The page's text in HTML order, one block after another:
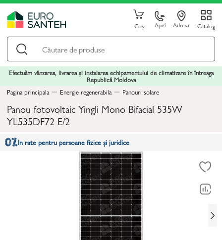
Coș Apel Adresa Catalog
Efectuăm vânzarea, livrarea și instalarea echipamentului de climatizare în întreaga
Republică Moldova
Pagina principala
Energie regenerabila Panouri solare
Panou fotovoltaic Yingli Mono Bifacial 535W
YL535DF72 E/2
In rate pentru persoane fizice și juridice